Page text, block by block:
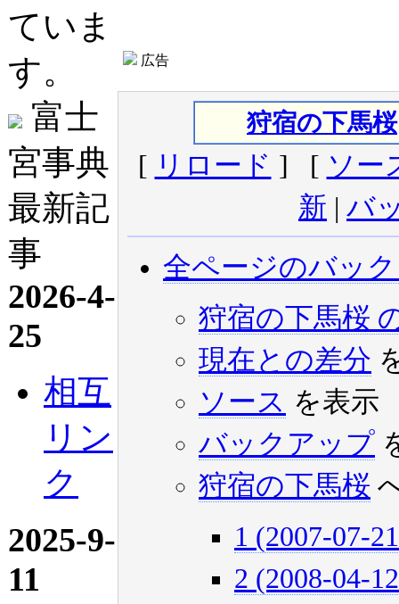
ていま
す。
富士
宮事典
最新記
事
2026-4-
25
相互
リン
ク
2025-9-
11
広告
狩宿の下馬桜
[ リロード ] [ ソー
新 | バ
全ページのバッ
狩宿の下馬桜
現在との差分
ソース を表示
バックアップ
狩宿の下馬桜
1 (2007-07-
2 (2008-04-